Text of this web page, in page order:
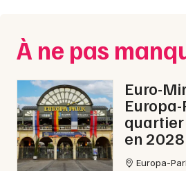
Concerts
Sports
Soirées
Sorties famille
Nantes
Paris
Strasbourg
Toulouse
À ne pas
Euro-
en 2028
Europa-